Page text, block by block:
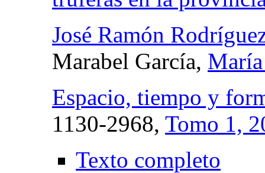
José Ramón
Marabel García,
Espacio, tiempo y
1130-2968, Tomo 1,
Texto completo